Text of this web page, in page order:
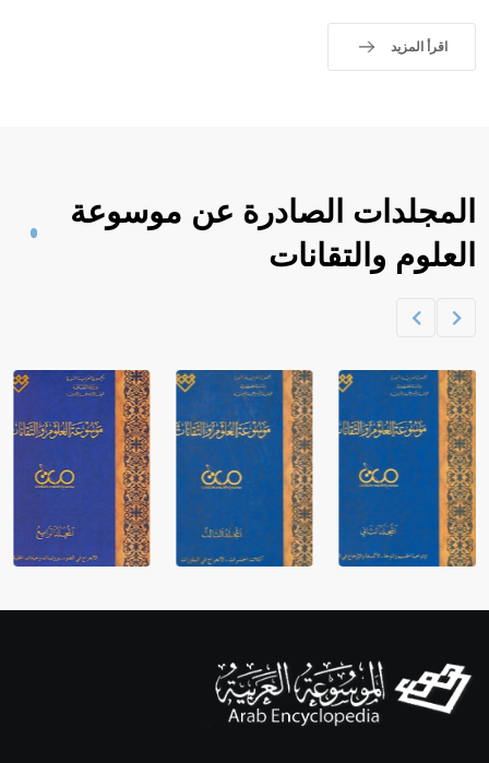
اقرأ المزيد
المجلدات الصادرة عن موسوعة
العلوم والتقانات